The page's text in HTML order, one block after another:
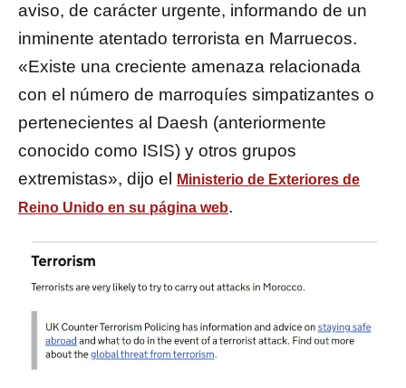
aviso, de carácter urgente, informando de un
inminente atentado terrorista en Marruecos.
«Existe una creciente amenaza relacionada
con el número de marroquíes simpatizantes o
pertenecientes al Daesh (anteriormente
conocido como ISIS) y otros grupos
extremistas», dijo el
Ministerio de Exteriores de
Reino Unido en su página web.